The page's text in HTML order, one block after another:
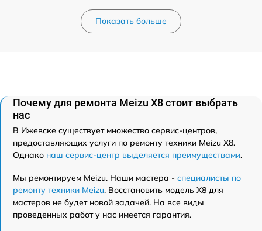
Показать больше
Почему для ремонта Meizu X8 стоит выбрать
нас
В Ижевске существует множество сервис-центров,
предоставляющих услуги по ремонту техники Meizu X8.
Однако наш сервис-центр выделяется преимуществами.
Мы ремонтируем Meizu. Наши мастера - специалисты по
ремонту техники Meizu. Восстановить модель X8 для
мастеров не будет новой задачей. На все виды
проведенных работ у нас имеется гарантия.